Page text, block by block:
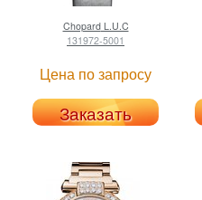
ChopardL.U.C
131972-5001
Цена по запросу
Заказать